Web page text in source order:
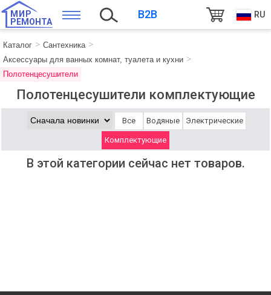
МИР
РЕМОНТА
B2B RU
Каталог
Сантехника
Аксессуары для ванных комнат, туалета и кухни
Полотенцесушители
Полотенцесушители комплектующие
Все Водяные Электрические
Комплектующие
В этой категории сейчас нет товаров.